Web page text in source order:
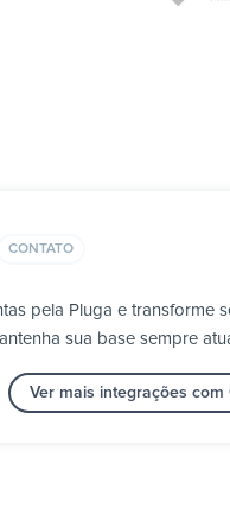
CONTATO
pela Pluga e
sua base sempre
Ver mais integrações com